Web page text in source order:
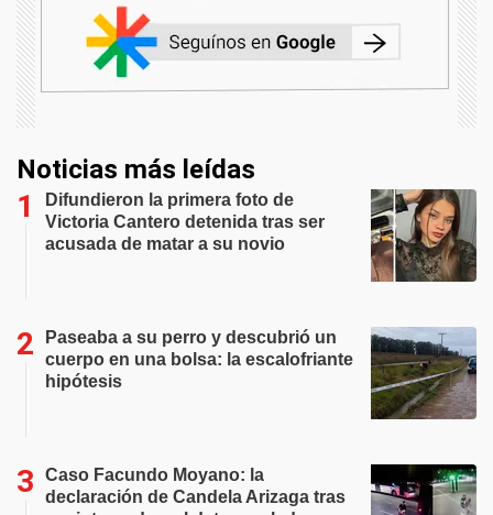
Noticias más leídas
Difundieron la primera foto de
Victoria Cantero detenida tras ser
acusada de matar a su novio
Paseaba a su perro y descubrió un
cuerpo en una bolsa: la escalofriante
hipótesis
Caso Facundo Moyano: la
declaración de Candela Arizaga tras